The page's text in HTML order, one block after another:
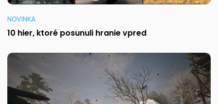
NOVINKA
10 hier, ktoré posunuli hranie vpred